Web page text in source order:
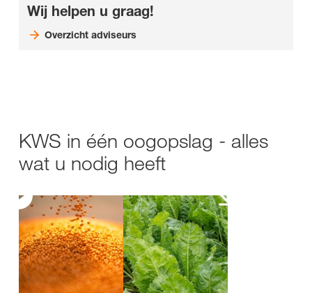
Wij helpen u graag!
Overzicht adviseurs
KWS in één oogopslag - alles
wat u nodig heeft